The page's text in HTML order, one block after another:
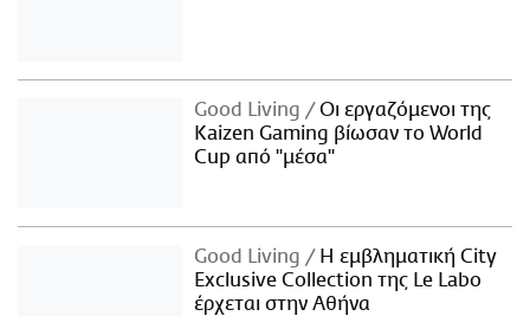
Good Living
Οι εργαζόμενοι της
Kaizen Gaming βίωσαν το World
Cup από "μέσα"
Good Living
Η εμβληματική City
Exclusive Collection της Le Labo
έρχεται στην Αθήνα